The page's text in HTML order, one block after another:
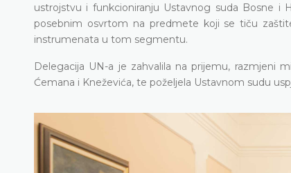
ustrojstvu i funkcioniranju Ustavnog suda Bosne i
posebnim osvrtom na predmete koji se tiču
instrumenata u tom segmentu.
Delegacija UN-a je zahvalila na prijemu, razmjeni
Ćemana i Kneževića, te poželjela Ustavnom sudu